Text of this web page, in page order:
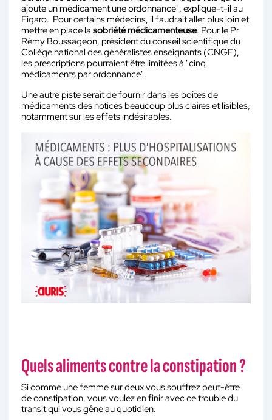
ajoute un médicament une ordonnance", explique-t-il au
Figaro. Pour certains médecins, il faudrait aller plus loin et
mettre en place la sobriété médicamenteuse. Pour le Pr
Rémy Boussageon, président du conseil scientifique du
Collège national des généralistes enseignants (CNGE),
les prescriptions pourraient être limitées à "cinq
médicaments par ordonnance".
Une autre piste serait de fournir dans les boîtes de
médicaments des notices beaucoup plus claires et lisibles,
notamment sur les effets indésirables.
Quels aliments contre la constipation ?
Si comme une femme sur deux vous souffrez peut-être
de constipation, vous voulez en finir avec ce trouble du
transit qui vous gêne au quotidien.